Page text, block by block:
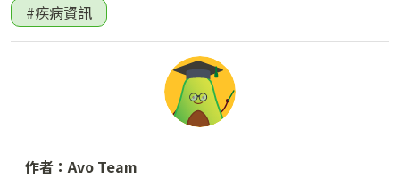
#疾病資訊
作者：Avo Team